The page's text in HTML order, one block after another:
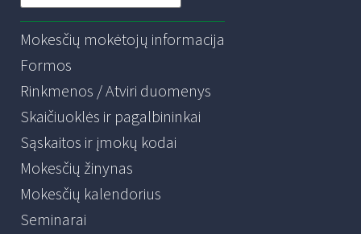
Mokesčių mokėtojų informacija
Formos
Rinkmenos / Atviri duomenys
Skaičiuoklės ir pagalbininkai
Sąskaitos ir įmokų kodai
Mokesčių žinynas
Mokesčių kalendorius
Seminarai